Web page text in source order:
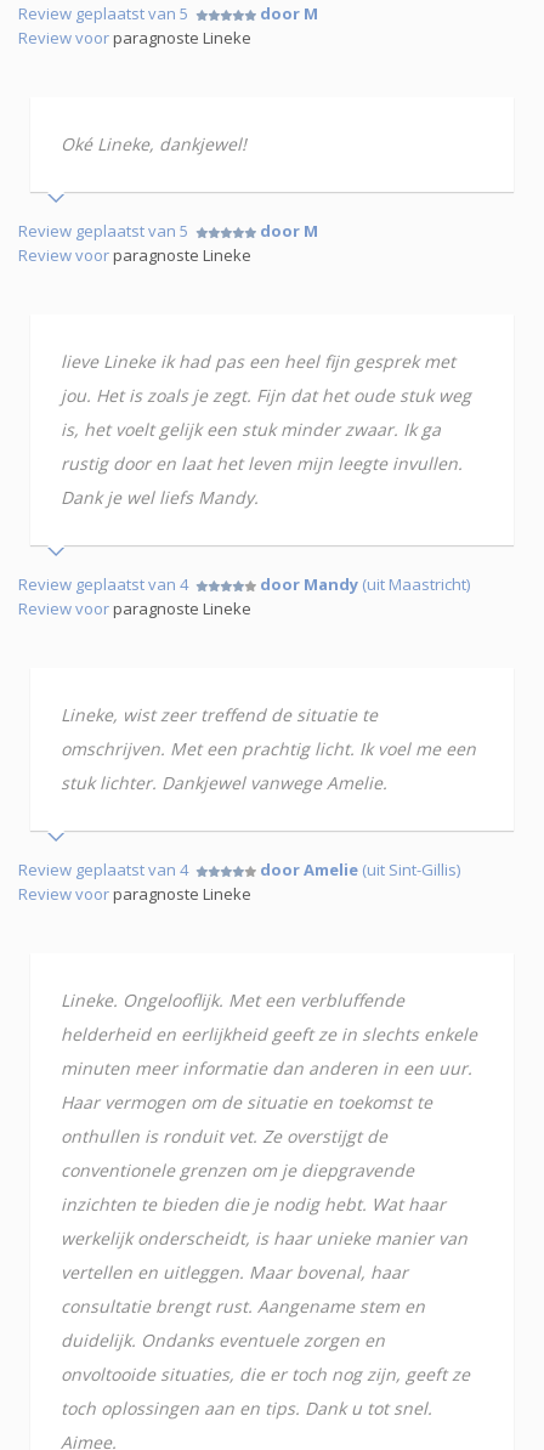
Review geplaatst van 5
door M
Review voorparagnoste Lineke
Oké Lineke, dankjewel!
Review geplaatst van 5
door M
Review voorparagnoste Lineke
lieve Lineke ik had pas een heel fijn gesprek met
jou. Het is zoals je zegt. Fijn dat het oude stuk weg
is, het voelt gelijk een stuk minder zwaar. Ik ga
rustig door en laat het leven mijn leegte invullen.
Dank je wel liefs Mandy.
Review geplaatst van 4 door Mandy (uit Maastricht)
Review voorparagnoste Lineke
Lineke, wist zeer treffend de situatie te
omschrijven. Met een prachtig licht. Ik voel me een
stuk lichter. Dankjewel vanwege Amelie.
Review geplaatst van 4 door Amelie (uit Sint-Gillis)
Review voorparagnoste Lineke
Lineke. Ongelooflijk. Met een verbluffende
helderheid en eerlijkheid geeft ze in slechts enkele
minuten meer informatie dan anderen in een uur.
Haar vermogen om de situatie en toekomst te
onthullen is ronduit vet. Ze overstijgt de
conventionele grenzen om je diepgravende
inzichten te bieden die je nodig hebt. Wat haar
werkelijk onderscheidt, is haar unieke manier van
vertellen en uitleggen. Maar bovenal, haar
consultatie brengt rust. Aangename stem en
duidelijk. Ondanks eventuele zorgen en
onvoltooide situaties, die er toch nog zijn, geeft ze
toch oplossingen aan en tips. Dank u tot snel.
Aimee.